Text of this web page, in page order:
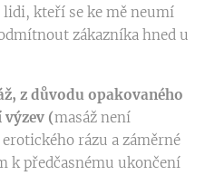
kteří se ke mě neumí
zákazníka hned u
z důvodu opakovaného
(masáž není
rázu a záměrné
k předčasnému ukončení